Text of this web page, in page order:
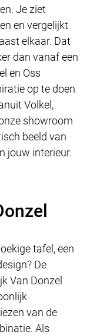
Je ziet
en vergelijkt
elkaar. Dat
dan vanaf een
en Oss
op te doen
Volkel,
showroom
beeld van
jouw interieur.
tafel, een
De
Van Donzel
van de
Als